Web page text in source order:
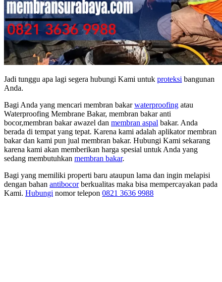
Jadi tunggu apa lagi segera hubungi Kami untuk proteksi bangunan
Anda.
Bagi Anda yang mencari membran bakarwaterproofing atau
Waterproofing Membrane Bakar, membran bakar anti
bocor,membran bakar awazel dan membran aspal bakar. Anda
berada di tempat yang tepat. Karena kami adalah aplikator membran
bakar dan kami pun jual membran bakar. Hubungi Kami sekarang
karena kami akan memberikan harga spesial untuk Anda yang
sedang membutuhkan membran bakar.
Bagi yang memiliki properti baru ataupun lama dan ingin melapisi
dengan bahan antibocorberkualitas maka bisa mempercayakan pada
Kami. Hubungi nomor telepon 0821 3636 9988